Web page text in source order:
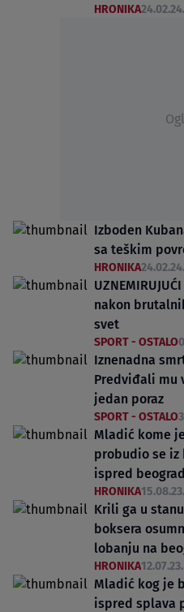
HRONIKA24.02.24.
Izboden
sa teškim
HRONIKA24.02.24.
nakon
svet
SPORT - OSTALO
Iznenadna
Predviđali mu
jedan poraz
SPORT - OSTALO
Mladić kome
probudio se iz
ispred
HRONIKA15.08.23.
Krili ga u
boksera
lobanju na
HRONIKA12.07.23.
Mladić kog je
ispred splava